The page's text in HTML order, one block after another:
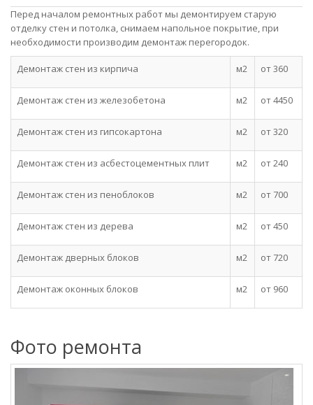
Перед началом ремонтных работ мы демонтируем старую
отделку стен и потолка, снимаем напольное покрытие, при
необходимости производим демонтаж перегородок.
Демонтаж стен из кирпича м2 от 360
Демонтаж стен из железобетона м2 от 4450
Демонтаж стен из гипсокартона м2 от 320
Демонтаж стен из асбестоцементных плит м2 от 240
Демонтаж стен из пеноблоков м2 от 700
Демонтаж стен из дерева м2 от 450
Демонтаж дверных блоков м2 от 720
Демонтаж оконных блоков м2 от 960
Фото ремонта